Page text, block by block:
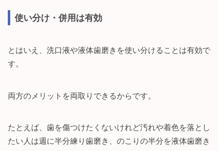
使い分け・併用は有効
とはいえ、洗口液や液体歯磨きを使い分けることは有効で
す。
両方のメリットを両取りできるからです。
たとえば、歯を傷つけたくないけれど汚れや着色を落とし
たい人は週に半分練り歯磨き、のこりの半分を液体歯磨き